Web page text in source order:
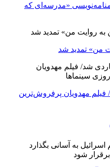
«مدرسه‌ای که
من» تمدید شد
مهدویان پرفروش‌ترین